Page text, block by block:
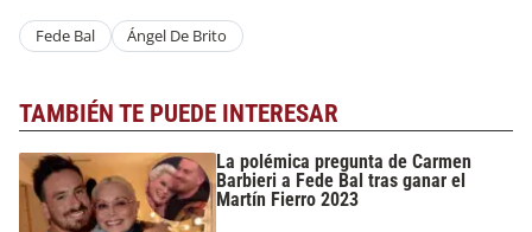
Fede Bal Ángel De Brito
TAMBIÉN TE PUEDE INTERESAR
La polémica pregunta de Carmen
Barbieri a Fede Bal tras ganar el
Martín Fierro 2023